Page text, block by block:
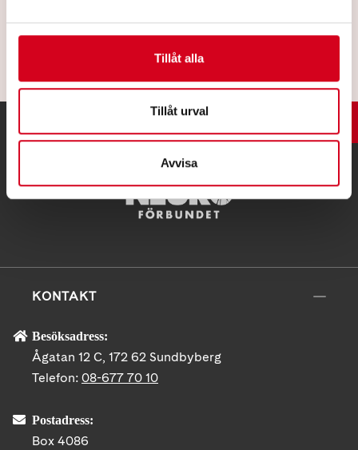
Tillåt alla
Tillåt urval
Avvisa
KONTAKT
Besöksadress:
Ågatan 12 C, 172 62 Sundbyberg
Telefon: 08-677 70 10
Postadress:
Box 4086